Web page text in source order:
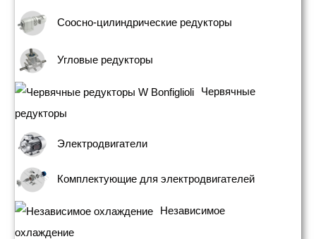
Соосно-цилиндрические редукторы
Угловые редукторы
Червячные
редукторы
Электродвигатели
Комплектующие для электродвигателей
Независимое
охлаждение